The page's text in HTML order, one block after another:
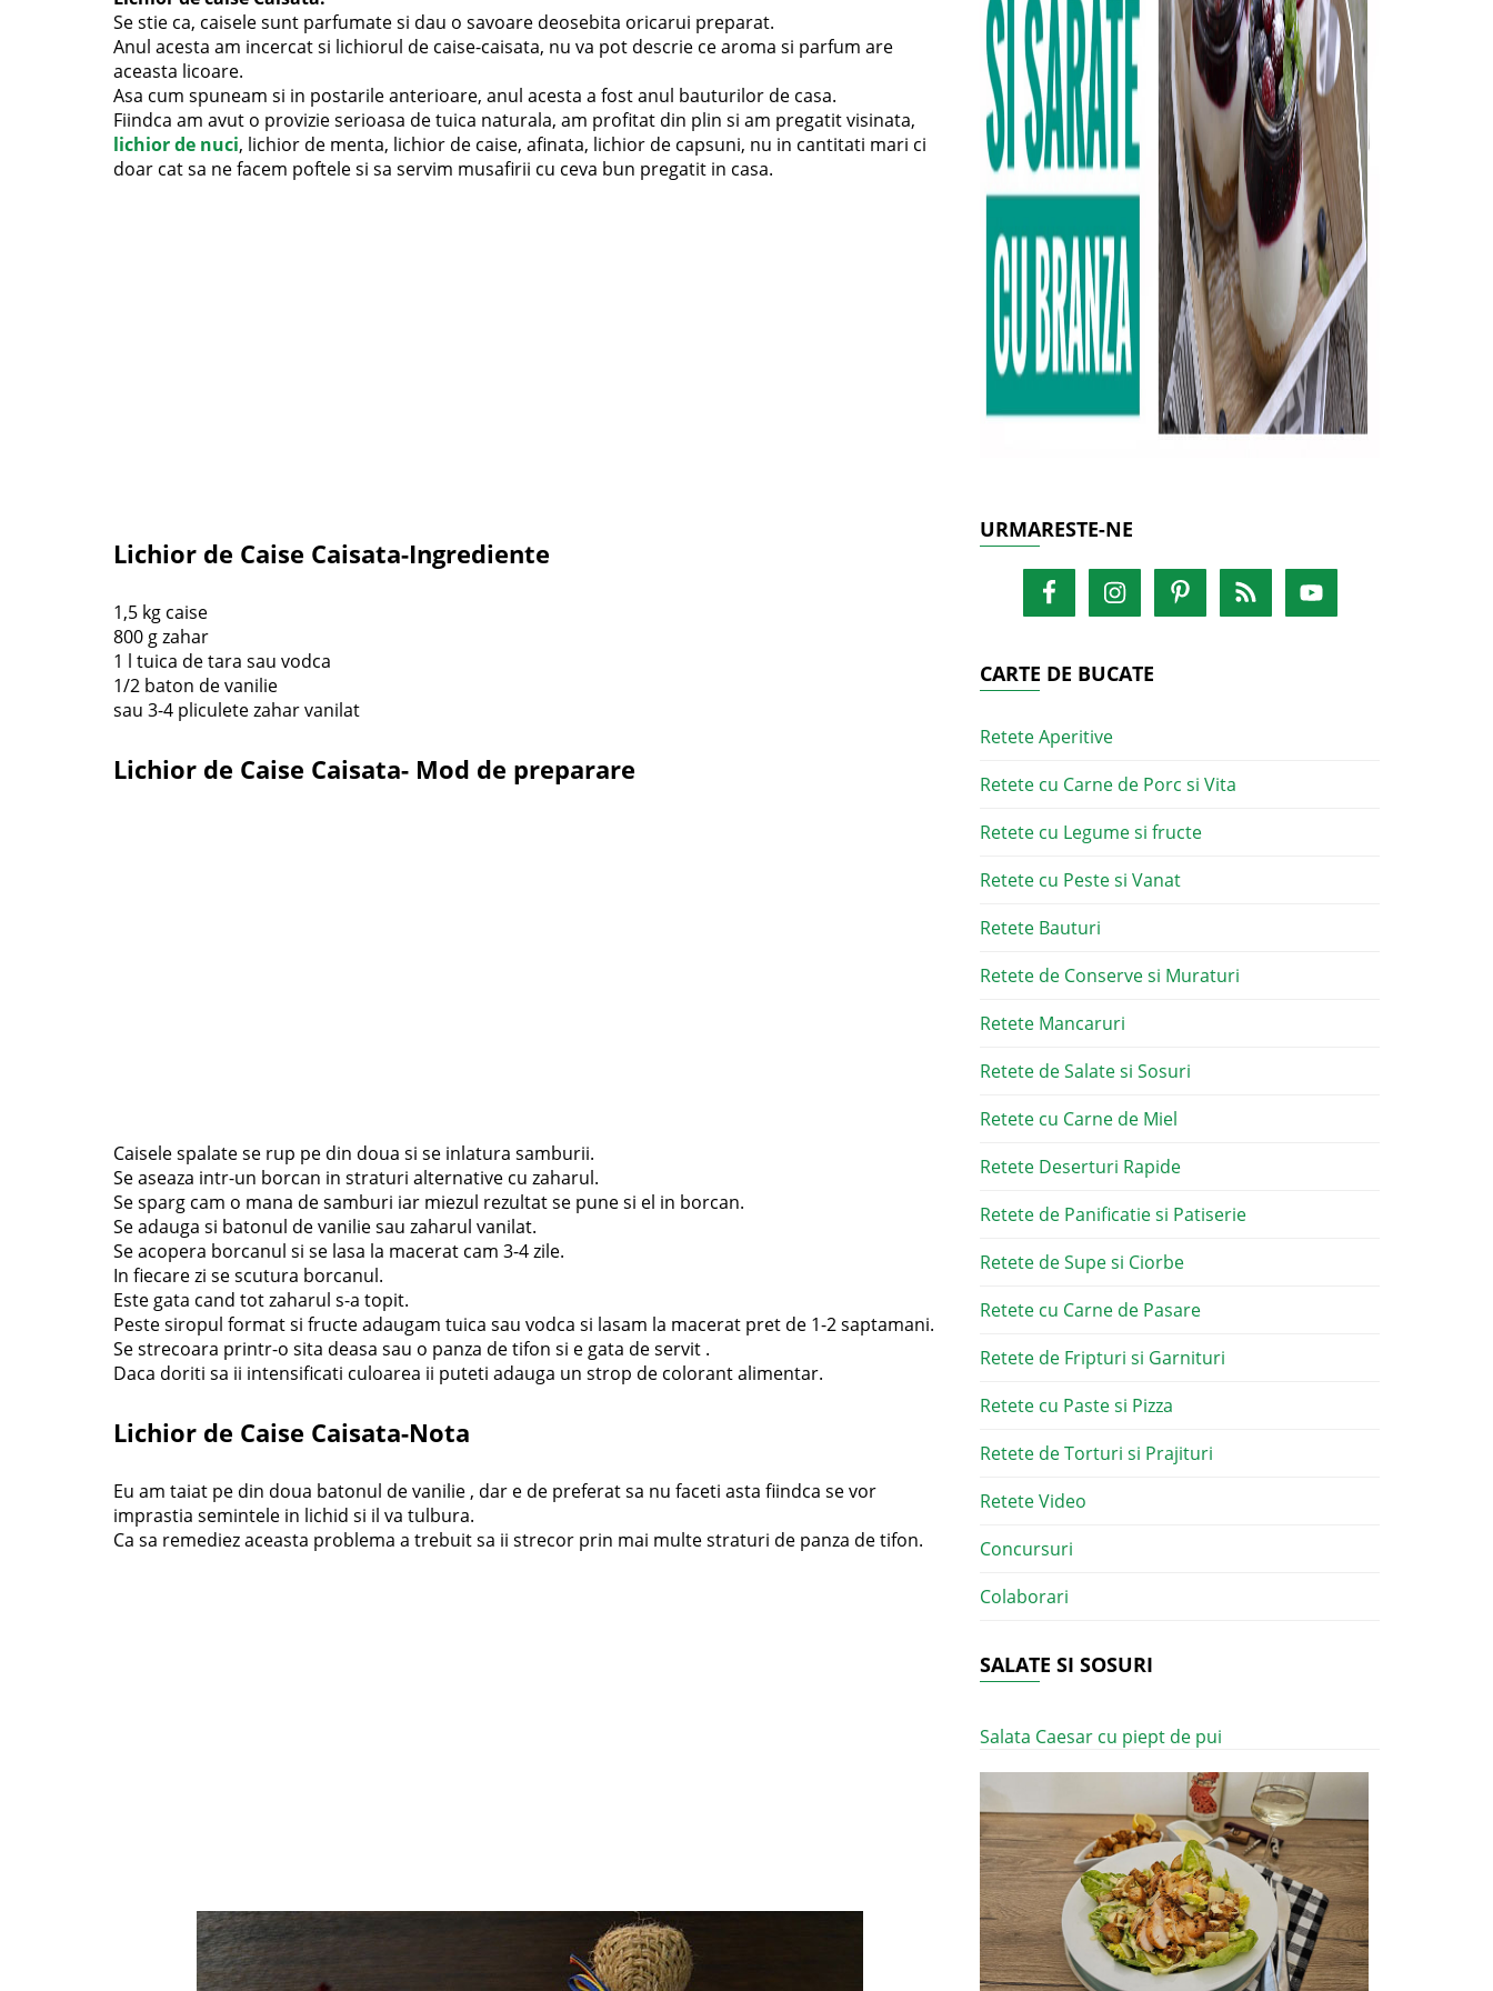
Se stie ca, caisele sunt parfumate si dau o savoare deosebita oricarui preparat.
Anul acesta am incercat si lichiorul de caise-caisata, nu va pot descrie ce aroma si parfum are
aceasta licoare.
Asa cum spuneam si in postarile anterioare, anul acesta a fost anul bauturilor de casa.
Fiindca am avut o provizie serioasa de tuica naturala, am profitat din plin si am pregatit visinata,
lichior de nuci, lichior de menta, lichior de caise, afinata, lichior de capsuni, nu in cantitati mari ci
doar cat sa ne facem poftele si sa servim musafirii cu ceva bun pregatit in casa.
Lichior de Caise Caisata-Ingrediente
1,5 kg caise
800 g zahar
1 l tuica de tara sau vodca
1/2 baton de vanilie
sau 3-4 pliculete zahar vanilat
Lichior de Caise Caisata- Mod de preparare
Caisele spalate se rup pe din doua si se inlatura samburii.
Se aseaza intr-un borcan in straturi alternative cu zaharul.
Se sparg cam o mana de samburi iar miezul rezultat se pune si el in borcan.
Se adauga si batonul de vanilie sau zaharul vanilat.
Se acopera borcanul si se lasa la macerat cam 3-4 zile.
In fiecare zi se scutura borcanul.
Este gata cand tot zaharul s-a topit.
Peste siropul format si fructe adaugam tuica sau vodca si lasam la macerat pret de 1-2 saptamani.
Se strecoara printr-o sita deasa sau o panza de tifon si e gata de servit .
Daca doriti sa ii intensificati culoarea ii puteti adauga un strop de colorant alimentar.
Lichior de Caise Caisata-Nota
Eu am taiat pe din doua batonul de vanilie , dar e de preferat sa nu faceti asta fiindca se vor
imprastia semintele in lichid si il va tulbura.
Ca sa remediez aceasta problema a trebuit sa ii strecor prin mai multe straturi de panza de tifon.
URMARESTE-NE
CARTE DE BUCATE
Retete Aperitive
Retete cu Carne de Porc si Vita
Retete cu Legume si fructe
Retete cu Peste si Vanat
Retete Bauturi
Retete de Conserve si Muraturi
Retete Mancaruri
Retete de Salate si Sosuri
Retete cu Carne de Miel
Retete Deserturi Rapide
Retete de Panificatie si Patiserie
Retete de Supe si Ciorbe
Retete cu Carne de Pasare
Retete de Fripturi si Garnituri
Retete cu Paste si Pizza
Retete de Torturi si Prajituri
Retete Video
Concursuri
Colaborari
SALATE SI SOSURI
Salata Caesar cu piept de pui